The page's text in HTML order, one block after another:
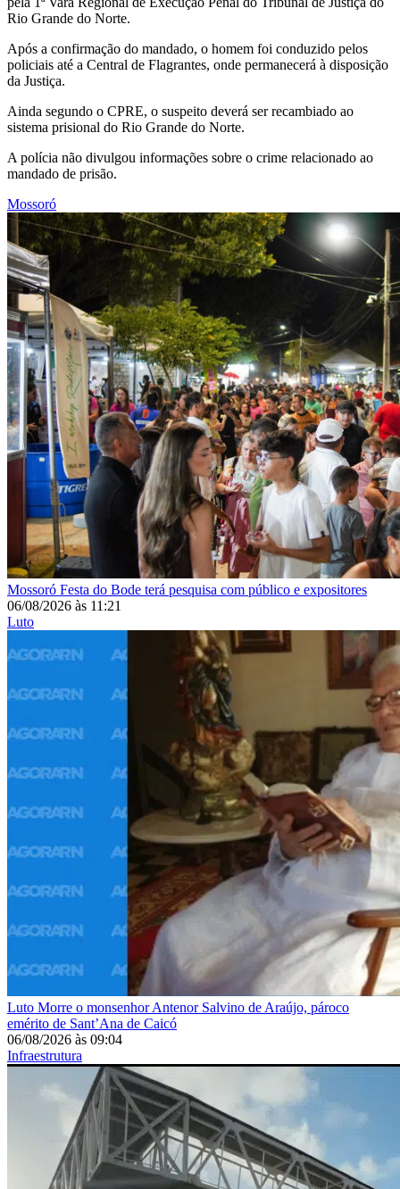
Rio Grande do Norte.
Após a confirmação do mandado, o homem foi conduzido pelos
policiais até a Central de Flagrantes, onde permanecerá à disposição
da Justiça.
Ainda segundo o CPRE, o suspeito deverá ser recambiado ao
sistema prisional do Rio Grande do Norte.
A polícia não divulgou informações sobre o crime relacionado ao
mandado de prisão.
Mossoró
Mossoró Festa do Bode terá pesquisa com público e expositores
06/08/2026 às 11:21
Luto
Luto Morre o monsenhor Antenor Salvino de Araújo, pároco
emérito de Sant’Ana de Caicó
06/08/2026 às 09:04
Infraestrutura